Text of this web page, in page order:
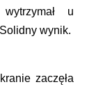
u
wynik.
zaczęła